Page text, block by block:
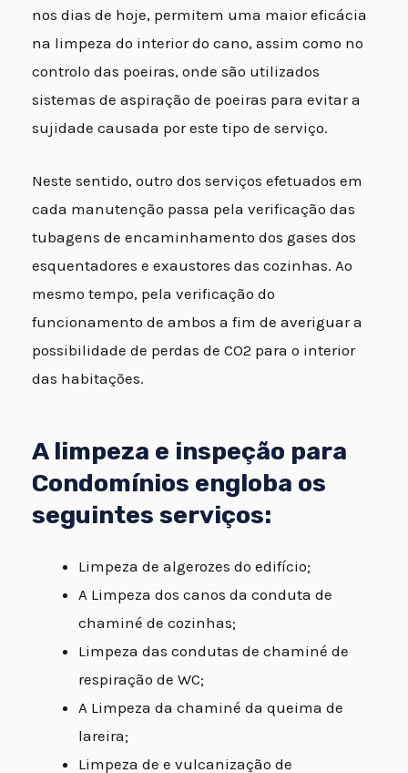
nos dias de hoje, permitem uma maior eficácia
na limpeza do interior do cano, assim como no
controlo das poeiras, onde são utilizados
sistemas de aspiração de poeiras para evitar a
sujidade causada por este tipo de serviço.
Neste sentido, outro dos serviços efetuados em
cada manutenção passa pela verificação das
tubagens de encaminhamento dos gases dos
esquentadores e exaustores das cozinhas. Ao
mesmo tempo, pela verificação do
funcionamento de ambos a fim de averiguar a
possibilidade de perdas de CO2 para o interior
das habitações.
A limpeza e inspeção para
Condomínios engloba os
seguintes serviços:
Limpeza de algerozes do edifício;
A Limpeza dos canos da conduta de
chaminé de cozinhas;
Limpeza das condutas de chaminé de
respiração de WC;
A Limpeza da chaminé da queima de
lareira;
Limpeza de e vulcanização de